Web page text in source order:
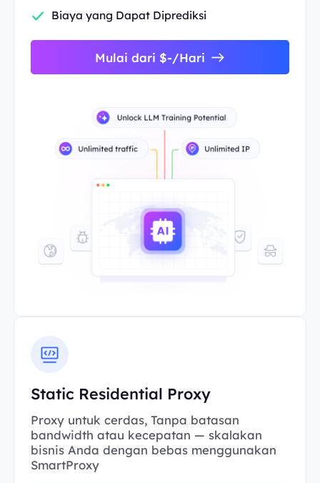
Biaya yang Dapat Diprediksi
Mulai dari $-/Hari
Static Residential Proxy
Proxy untuk cerdas, Tanpa batasan
bandwidth atau kecepatan — skalakan
bisnis Anda dengan bebas menggunakan
SmartProxy